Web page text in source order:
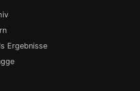
Ergebnisse